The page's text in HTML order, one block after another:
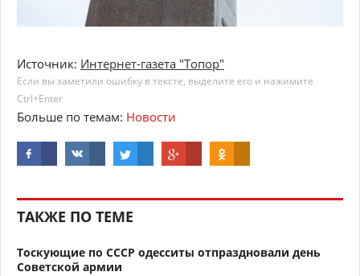
Источник: Интернет-газета "Топор"
Если вы заметили ошибку в тексте, выделите его и нажимите
Ctrl+Enter
Больше по темам: Новости
ТАКЖЕ ПО ТЕМЕ
Тоскующие по СССР одесситы отпраздновали день
Советской армии